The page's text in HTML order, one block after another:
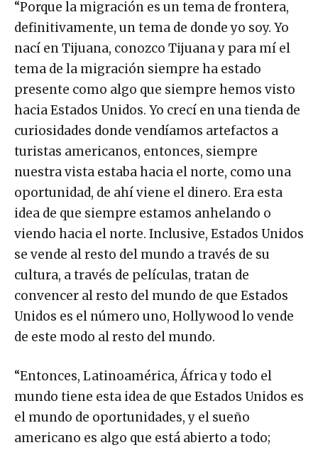
“Porque la migración es un tema de frontera,
definitivamente, un tema de donde yo soy. Yo
nací en Tijuana, conozco Tijuana y para mí el
tema de la migración siempre ha estado
presente como algo que siempre hemos visto
hacia Estados Unidos. Yo crecí en una tienda de
curiosidades donde vendíamos artefactos a
turistas americanos, entonces, siempre
nuestra vista estaba hacia el norte, como una
oportunidad, de ahí viene el dinero. Era esta
idea de que siempre estamos anhelando o
viendo hacia el norte. Inclusive, Estados Unidos
se vende al resto del mundo a través de su
cultura, a través de películas, tratan de
convencer al resto del mundo de que Estados
Unidos es el número uno, Hollywood lo vende
de este modo al resto del mundo.
“Entonces, Latinoamérica, África y todo el
mundo tiene esta idea de que Estados Unidos es
el mundo de oportunidades, y el sueño
americano es algo que está abierto a todo;